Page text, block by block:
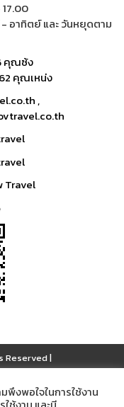
พึงพอใจในการใช้งาน
อาทิตย์ และ วันหยุดตาม
คุณซ้ง
คุณเหน่ง
,
Travel
Reserved|